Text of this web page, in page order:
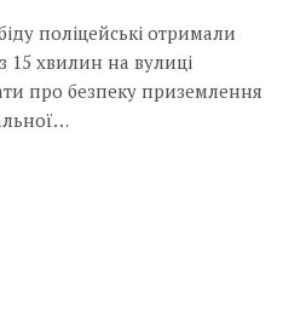
поліцейські отримали
15 хвилин на вулиці
про безпеку приземлення